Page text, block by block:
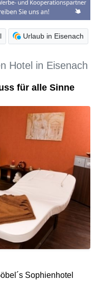
Urlaub in Eisenach
Hotel in Eisenach
für alle Sinne
Sophienhotel